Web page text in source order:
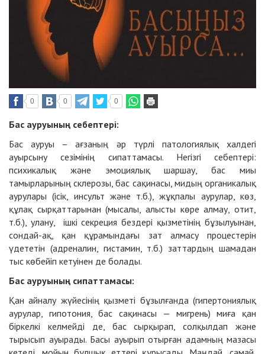
0 0 0
Бас ауруының себептері:
Бас ауруы – ағзаның әр түрлі патологиялық халдегі
ауырсыну сезімінің сипаттамасы. Негізгі себептері:
психикалық және эмоциялық шаршау, бас миы
тамырларының склерозы, бас сақинасы, мидың органикалық
аурулары (ісік, инсульт және т.б.), жұқпалы аурулар, көз,
құлақ сырқаттарынан (мысалы, алысты көре алмау, отит,
т.б.), улану, ішкі секреция бездері қызметінің бұзылуынан,
сондай-ақ, қан құрамындағы зат алмасу процестерін
үдететін (адреналин, гистамин, т.б.) заттардың шамадан
тыс көбейіп кетуінен де болады.
Бас ауруының сипаттамасы:
Қан айналу жүйесінің қызметі бұзылғанда (гипертониялық
аурулар, гипотония, бас сақинасы — мигрень) миға қан
біркелкі келмейді де, бас сырқырап, солқылдап және
тырысып ауырады. Басы ауырып отырған адамның мазасы